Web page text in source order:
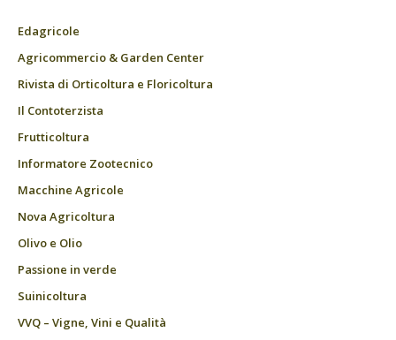
Edagricole
Agricommercio & Garden Center
Rivista di Orticoltura e Floricoltura
Il Contoterzista
Frutticoltura
Informatore Zootecnico
Macchine Agricole
Nova Agricoltura
Olivo e Olio
Passione in verde
Suinicoltura
VVQ – Vigne, Vini e Qualità